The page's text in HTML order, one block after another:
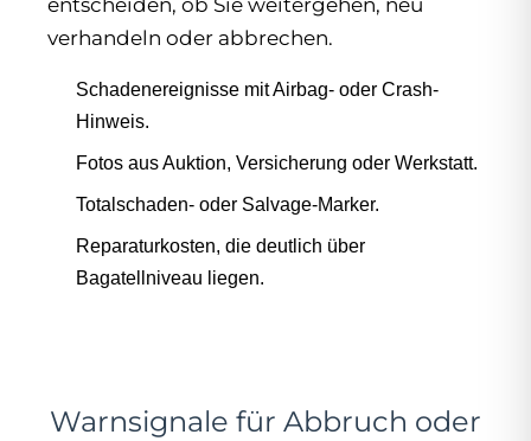
entscheiden, ob Sie weitergehen, neu
verhandeln oder abbrechen.
Schadenereignisse mit Airbag- oder Crash-
Hinweis.
Fotos aus Auktion, Versicherung oder Werkstatt.
Totalschaden- oder Salvage-Marker.
Reparaturkosten, die deutlich über
Bagatellniveau liegen.
Warnsignale für Abbruch oder